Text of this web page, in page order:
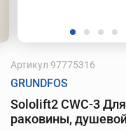
Артикул 97775316
GRUNDFOS
Sololift2 CWC-3
раковины,